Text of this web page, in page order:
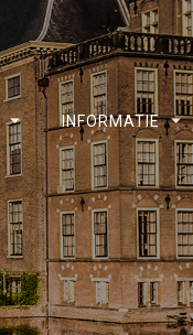
INFORMATIE